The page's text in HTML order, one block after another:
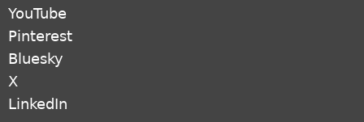
YouTube
Pinterest
Bluesky
X
LinkedIn